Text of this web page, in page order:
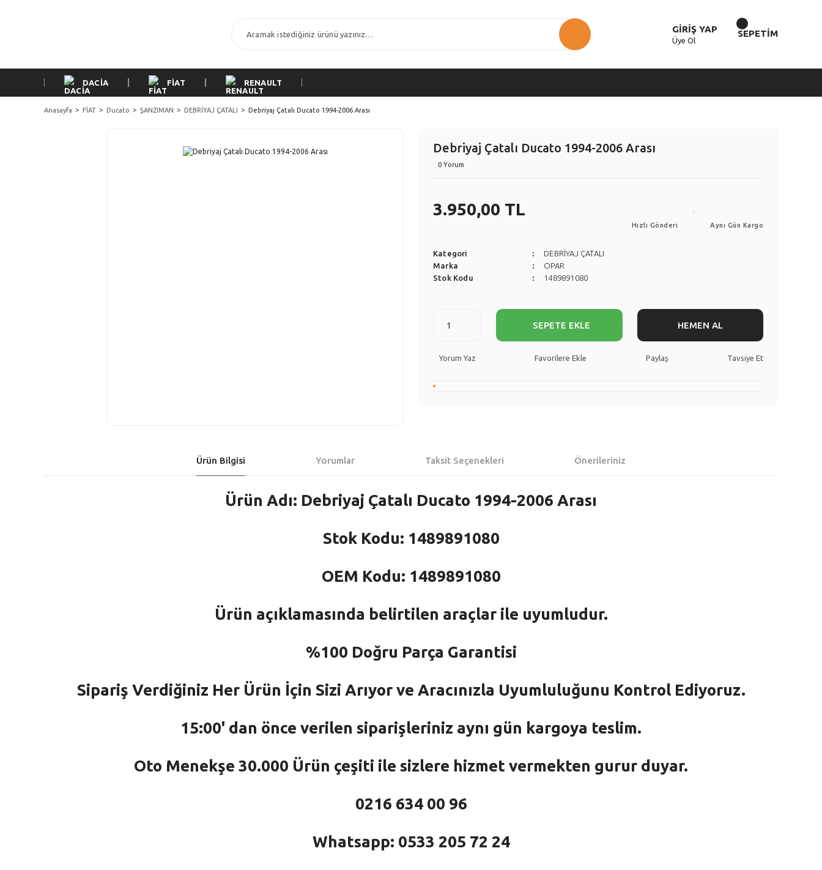
GİRİŞ YAP
Üye Ol
SEPETİM
DACİA FİAT RENAULT
Anasayfa FİAT Ducato ŞANZIMAN DEBRİYAJ ÇATALI Debriyaj Çatalı Ducato 1994-2006 Arası
Debriyaj Çatalı Ducato 1994-2006 Arası
0 Yorum
3.950,00 TL
Hızlı Gönderi Aynı Gün Kargo
Kategori
DEBRİYAJ ÇATALI
Marka
OPAR
Stok Kodu
1489891080
SEPETE EKLE HEMEN AL
Yorum Yaz Paylaş Tavsiye Et
Ürün Bilgisi Yorumlar Taksit Seçenekleri Önerileriniz
Ürün Adı: Debriyaj Çatalı Ducato 1994-2006 Arası
Stok Kodu: 1489891080
OEM Kodu: 1489891080
Ürün açıklamasında belirtilen araçlar ile uyumludur.
%100 Doğru Parça Garantisi
Sipariş Verdiğiniz Her Ürün İçin Sizi Arıyor ve Aracınızla Uyumluluğunu Kontrol Ediyoruz.
15:00' dan önce verilen siparişleriniz aynı gün kargoya teslim.
Oto Menekşe 30.000 Ürün çeşiti ile sizlere hizmet vermekten gurur duyar.
0216 634 00 96
Whatsapp: 0533 205 72 24